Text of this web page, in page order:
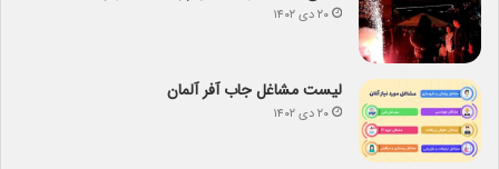
۲۰ دی ۱۴۰۲
لیست مشاغل جاب آفر آلمان
۲۰ دی ۱۴۰۲